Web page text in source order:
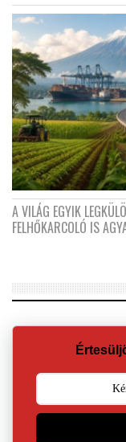
A VILÁG EGYIK
FELHŐKARCOLÓ IS